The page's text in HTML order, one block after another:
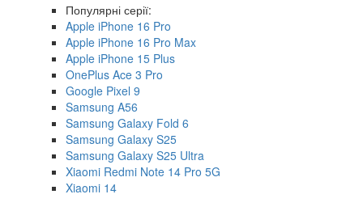
Популярні серії:
Apple iPhone 16 Pro
Apple iPhone 16 Pro Max
Apple iPhone 15 Plus
OnePlus Ace 3 Pro
Google Pixel 9
Samsung A56
Samsung Galaxy Fold 6
Samsung Galaxy S25
Samsung Galaxy S25 Ultra
Xiaomi Redmi Note 14 Pro 5G
Xiaomi 14